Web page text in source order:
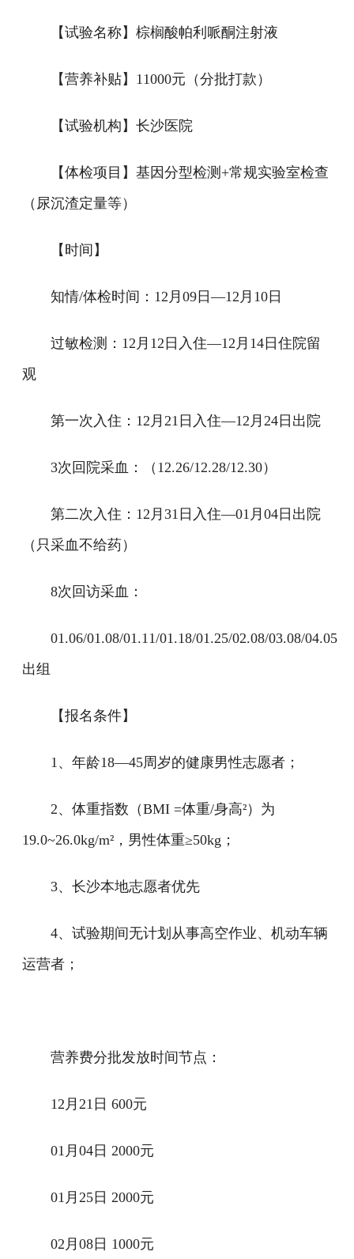
【试验名称】棕榈酸帕利哌酮注射液
【营养补贴】11000元（分批打款）
【试验机构】长沙医院
【体检项目】基因分型检测+常规实验室检查
（尿沉渣定量等）
【时间】
知情/体检时间：12月09日—12月10日
过敏检测：12月12日入住—12月14日住院留
观
第一次入住：12月21日入住—12月24日出院
3次回院采血：（12.26/12.28/12.30）
第二次入住：12月31日入住—01月04日出院
（只采血不给药）
8次回访采血：
01.06/01.08/01.11/01.18/01.25/02.08/03.08/04.05
出组
【报名条件】
1、年龄18—45周岁的健康男性志愿者；
2、体重指数（BMI =体重/身高²）为
19.0~26.0kg/m²，男性体重≥50kg；
3、长沙本地志愿者优先
4、试验期间无计划从事高空作业、机动车辆
运营者；
营养费分批发放时间节点：
12月21日 600元
01月04日 2000元
01月25日 2000元
02月08日 1000元